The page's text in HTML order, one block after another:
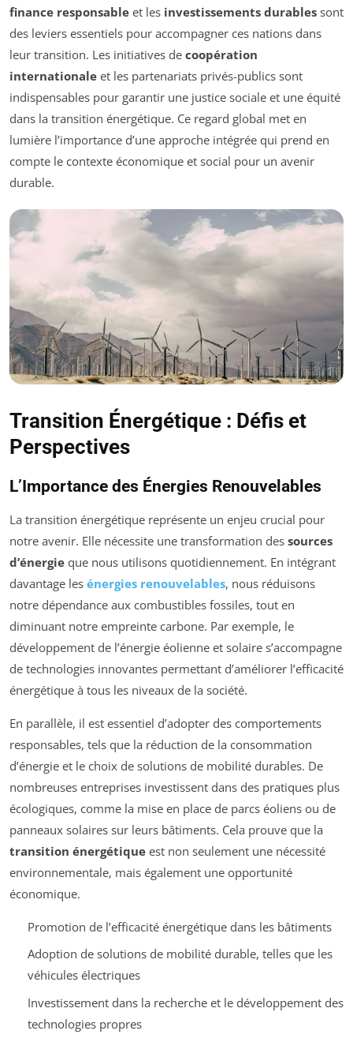
finance responsable et les investissements durables sont
des leviers essentiels pour accompagner ces nations dans
leur transition. Les initiatives de coopération
internationale et les partenariats privés-publics sont
indispensables pour garantir une justice sociale et une équité
dans la transition énergétique. Ce regard global met en
lumière l’importance d’une approche intégrée qui prend en
compte le contexte économique et social pour un avenir
durable.
Transition Énergétique : Défis et
Perspectives
L’Importance des Énergies Renouvelables
La transition énergétique représente un enjeu crucial pour
notre avenir. Elle nécessite une transformation des sources
d’énergie que nous utilisons quotidiennement. En intégrant
davantage les énergies renouvelables, nous réduisons
notre dépendance aux combustibles fossiles, tout en
diminuant notre empreinte carbone. Par exemple, le
développement de l’énergie éolienne et solaire s’accompagne
de technologies innovantes permettant d’améliorer l’efficacité
énergétique à tous les niveaux de la société.
En parallèle, il est essentiel d’adopter des comportements
responsables, tels que la réduction de la consommation
d’énergie et le choix de solutions de mobilité durables. De
nombreuses entreprises investissent dans des pratiques plus
écologiques, comme la mise en place de parcs éoliens ou de
panneaux solaires sur leurs bâtiments. Cela prouve que la
transition énergétique est non seulement une nécessité
environnementale, mais également une opportunité
économique.
Promotion de l’efficacité énergétique dans les bâtiments
Adoption de solutions de mobilité durable, telles que les
véhicules électriques
Investissement dans la recherche et le développement des
technologies propres